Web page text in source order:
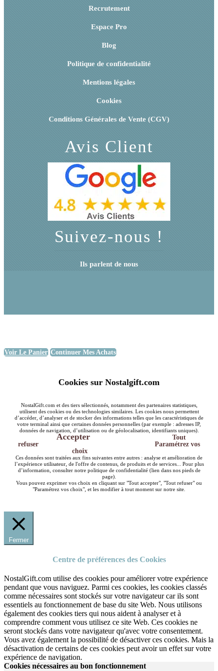
Recrutement
Espace Pro
Blog
Politique de confidentialité
Mentions légales
Cookies
Conditions Générales de Vente (CGV)
Avis Client
Suivez-nous !
Ils parlent de nous
Voir Le Panier Continuer Mes Achats
Cookies sur Nostalgift.com
NostalGift.com et des tiers sélectionnés, notamment des partenaires statistiques,
utilisent des cookies ou des technologies similaires. Les cookies nous permettent
d’accéder, d’analyser et de stocker des informations telles que les caractéristiques de
votre terminal ainsi que certaines données personnelles (par exemple : adresses IP,
données de navigation, d’utilisation ou de géolocalisation, identifiants uniques).
Accepter
Tout
refuser
Paramétrez vos
choix
Ces données sont traitées aux fins suivantes entre autres : analyse et amélioration de
l’expérience utilisateur, de l'offre de contenus, de produits et de services... Pour plus
d’information, consulter notre politique de confidentialité (lien dans nos pieds de
page).
Vous pouvez exprimer vos choix en cliquant sur "Tout accepter", "Tout refuser" ou
"Paramétrez vos choix", et les modifier à tout moment sur notre site.
Fermer
Centre de préférences des Cookies
NostalGift.com utilise des cookies pour améliorer votre expérience
pendant que vous naviguez. Parmi ces cookies, les cookies classés
comme nécessaires sont stockés sur votre navigateur car ils sont
essentiels au fonctionnement de base du site Web. Nous utilisons
également des cookies tiers qui nous aident à analyser et à
comprendre comment vous utilisez ce site Web. Ces cookies ne
seront stockés dans votre navigateur qu'avec votre consentement.
Vous avez également la possibilité de désactiver ces cookies. Mais la
désactivation de certains de ces cookies peut avoir un effet sur votre
expérience de navigation.
Cookies nécessaires au bon fonctionnement